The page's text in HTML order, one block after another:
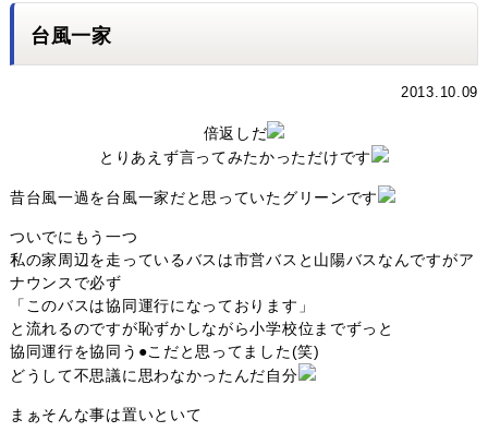
台風一家
2013.10.09
倍返しだ
とりあえず言ってみたかっただけです
昔台風一過を台風一家だと思っていたグリーンです
ついでにもう一つ
私の家周辺を走っているバスは市営バスと山陽バスなんですがア
ナウンスで必ず
「このバスは協同運行になっております」
と流れるのですが恥ずかしながら小学校位までずっと
協同運行を協同う●こだと思ってました(笑)
どうして不思議に思わなかったんだ自分
まぁそんな事は置いといて